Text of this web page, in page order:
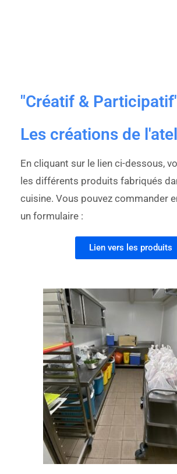
"Créatif &
Les créations de
En cliquant sur le lien ci-dessous,
les différents produits fabriqués
cuisine. Vous pouvez commander
un formulaire :
Lien vers les produits